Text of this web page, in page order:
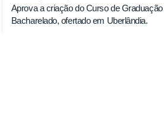
Aprova a criação do Curso de
Bacharelado, ofertado em Uberlândia.